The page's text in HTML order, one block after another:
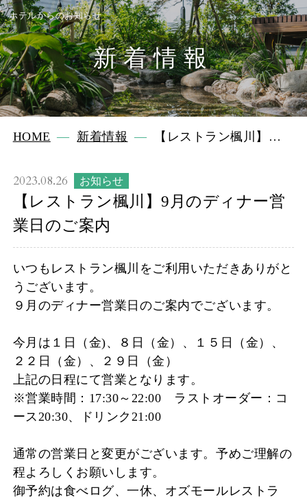
ホテルからのお知らせ
新着情報
HOME 新着情報
【レストラン楓川】9
2023.08.26 お知らせ
【レストラン楓川】9月のディナー営
業日のご案内
いつもレストラン楓川をご利用いただきありがと
うございます。
９月のディナー営業日のご案内でございます。
今月は１日（金)、８日（金）、１５日（金）、
２２日（金）、２９日（金）
上記の日程にて営業となります。
※営業時間：17:30～22:00 ラストオーダー：コ
ース20:30、ドリンク21:00
通常の営業日と変更がございます。予めご理解の
程よろしくお願いします。
御予約は食べログ、一休、オズモールレストラ